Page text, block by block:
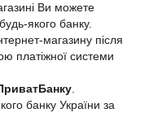
Ви можете
якого банку.
магазину після
платіжної системи
банку України за